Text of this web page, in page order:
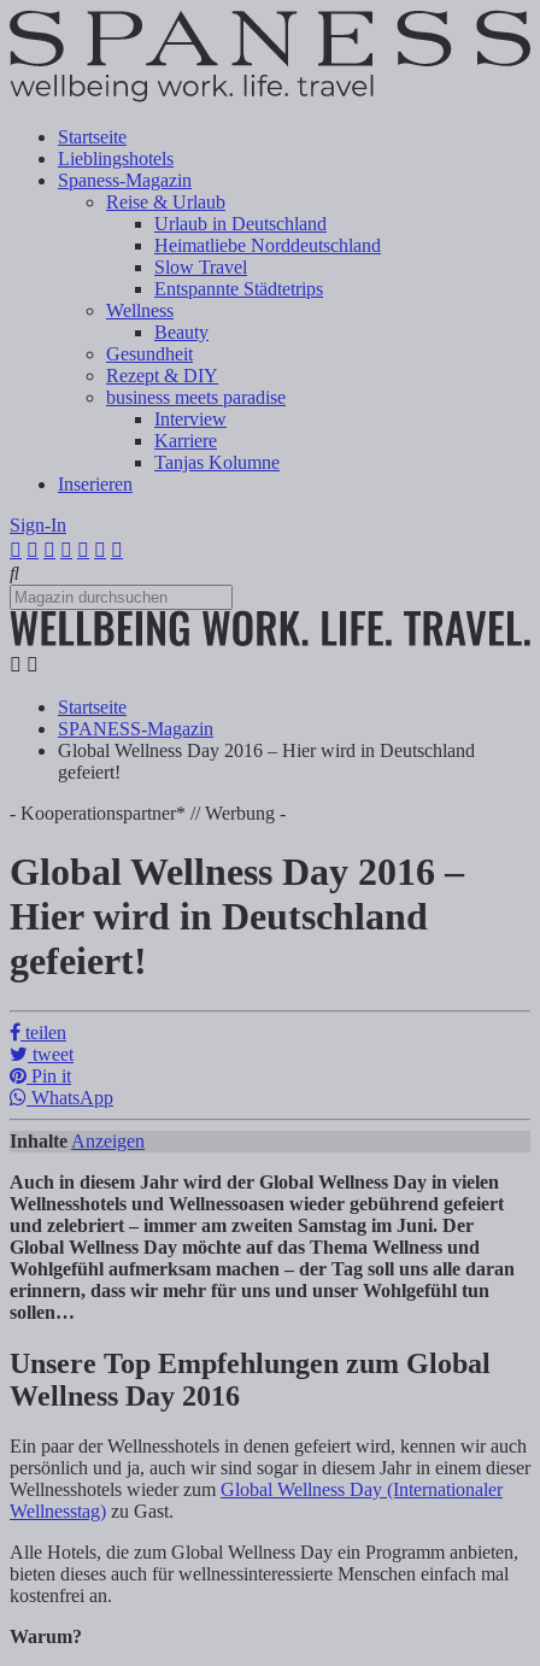
Startseite
Lieblingshotels
Spaness-Magazin
Reise & Urlaub
Urlaub in Deutschland
Heimatliebe Norddeutschland
Slow Travel
Entspannte Städtetrips
Wellness
Beauty
Gesundheit
Rezept & DIY
business meets paradise
Interview
Karriere
Tanjas Kolumne
Inserieren
Sign-In
Startseite
SPANESS-Magazin
Global Wellness Day 2016 – Hier wird in Deutschland
gefeiert!
- Kooperationspartner* // Werbung -
Global Wellness Day 2016 – Hier wird in
Tanja Klindworth
Inhalte Anzeigen 1) Unsere Top Empfehlungen zum Global
Global Wellness Day 2016 –
Hier wird in Deutschland
gefeiert!
teilen
tweet
Pin it
WhatsApp
Inhalte Anzeigen
Auch in diesem Jahr wird der Global Wellness Day in vielen
Wellnesshotels und Wellnessoasen wieder gebührend gefeiert
und zelebriert – immer am zweiten Samstag im Juni. Der
Global Wellness Day möchte auf das Thema Wellness und
Wohlgefühl aufmerksam machen – der Tag soll uns alle daran
erinnern, dass wir mehr für uns und unser Wohlgefühl tun
sollen…
Unsere Top Empfehlungen zum Global
Wellness Day 2016
Ein paar der Wellnesshotels in denen gefeiert wird, kennen wir auch
persönlich und ja, auch wir sind sogar in diesem Jahr in einem dieser
Wellnesshotels wieder zum Global Wellness Day (Internationaler
Wellnesstag) zu Gast.
Alle Hotels, die zum Global Wellness Day ein Programm anbieten,
bieten dieses auch für wellnessinteressierte Menschen einfach mal
kostenfrei an.
Warum?